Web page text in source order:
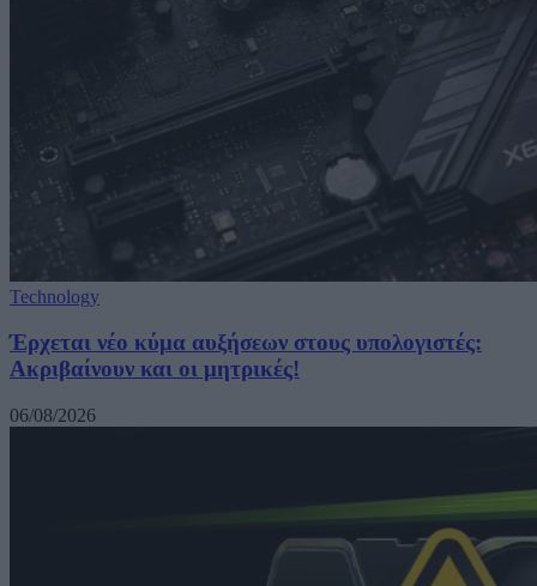
Technology
Έρχεται νέο κύμα αυξήσεων στους υπολογιστές:
Ακριβαίνουν και οι μητρικές!
06/08/2026